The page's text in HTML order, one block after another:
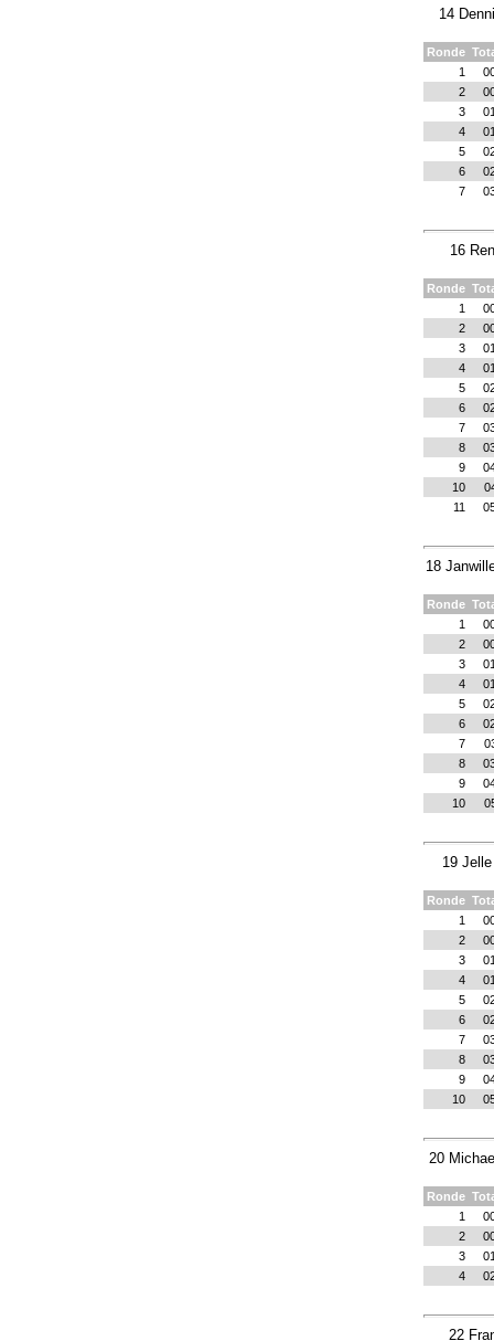
14
Ronde
1
2
3
4
5
6
7
16
Ronde
1
2
3
4
5
6
7
8
9
10
11
18
Ronde
1
2
3
4
5
6
7
8
9
10
19
Ronde
1
2
3
4
5
6
7
8
9
10
20
Ronde
1
2
3
4
22